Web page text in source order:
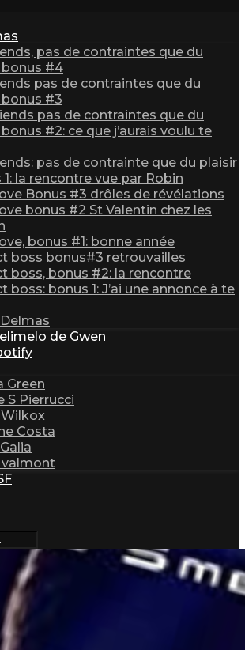
pas de contraintes que du
bonus #4
pas de contraintes que du
#3
pas de contraintes que du
#2: ce que j’aurais voulu te
pas de contrainte que du plaisir
1: la rencontre vue par Robin
Bonus #3 drôles de révélations
bonus #2 St Valentin chez les
bonus #1: bonne année
boss bonus#3 retrouvailles
boss, bonus #2: la rencontre
boss: bonus 1: J’ai une annonce à te
de Gwen
Green
S Pierrucci
Costa
valmont